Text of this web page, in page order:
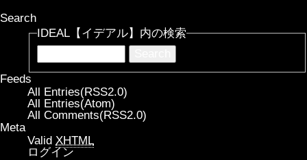
Search
IDEAL【イデアル】内の検索
Feeds
All Entries(RSS2.0)
All Entries(Atom)
All Comments(RSS2.0)
Meta
Valid XHTML
ログイン